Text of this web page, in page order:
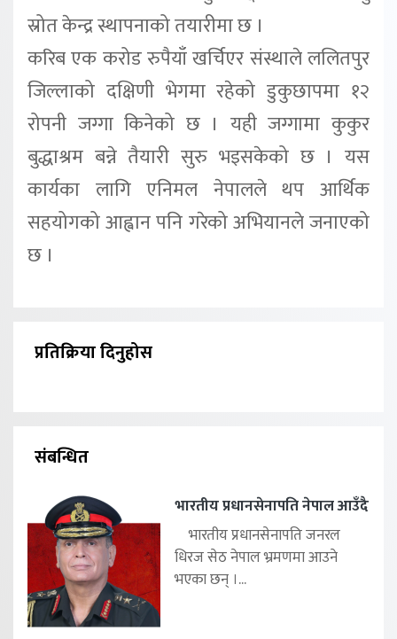
स्रोत केन्द्र स्थापनाको तयारीमा छ ।
करिब एक करोड रुपैयाँ खर्चिएर संस्थाले ललितपुर
जिल्लाको दक्षिणी भेगमा रहेको डुकुछापमा १२
रोपनी जग्गा किनेको छ । यही जग्गामा कुकुर
बुद्धाश्रम बन्ने तैयारी सुरु भइसकेको छ । यस
कार्यका लागि एनिमल नेपालले थप आर्थिक
सहयोगको आह्वान पनि गरेको अभियानले जनाएको
छ ।
प्रतिक्रिया दिनुहोस
संबन्धित
भारतीय प्रधानसेनापति नेपाल आउँदै
भारतीय प्रधानसेनापति जनरल
धिरज सेठ नेपाल भ्रमणमा आउने
भएका छन् ।...